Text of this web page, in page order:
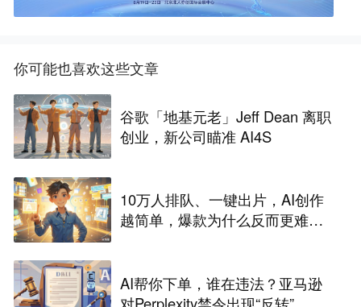
你可能也喜欢这些文章
谷歌「地基元老」Jeff Dean 离职
创业，新公司瞄准 AI4S
10万人排队、一键出片，AI创作
越简单，爆款为什么反而更难做
AI帮你下单，谁在违法？亚马逊
对Perplexity禁令出现“反转”